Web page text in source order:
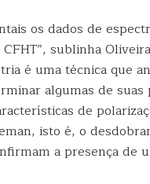
os dados de
sublinha
é uma técnica que
algumas de
de
isto é, o
a presença de